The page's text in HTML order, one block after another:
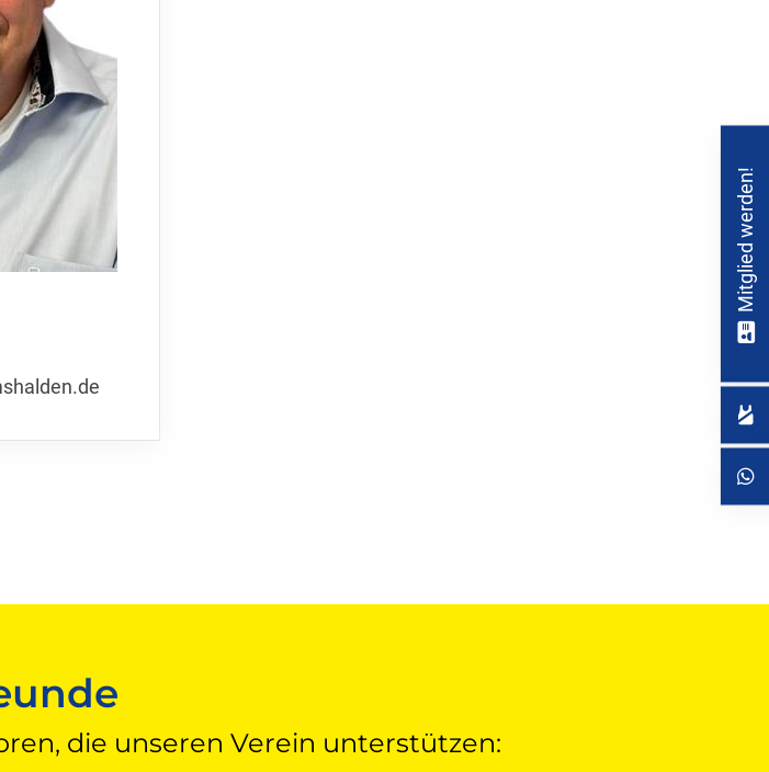
die unseren Verein unterstützen:
Mitglied werden!